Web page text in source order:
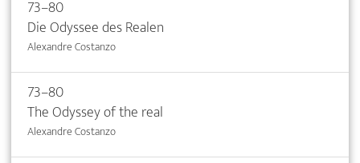
73–80
Die Odyssee des Realen
Alexandre Costanzo
73–80
The Odyssey of the real
Alexandre Costanzo